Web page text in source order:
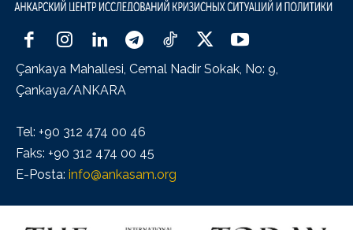
Çankaya Mahallesi, Cemal Nadir Sokak, No: 9,
Çankaya/ANKARA
Tel: +90 312 474 00 46
Faks: +90 312 474 00 45
E-Posta: info@ankasam.org